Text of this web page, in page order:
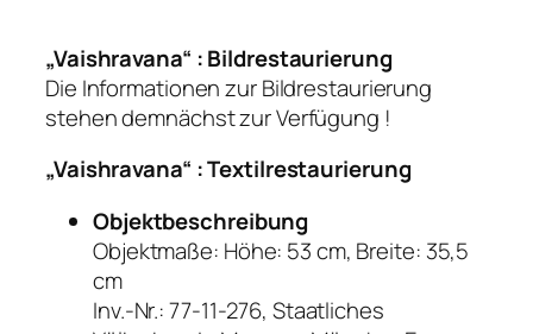
„Vaishravana“ : Bildrestaurierung
Die Informationen zur Bildrestaurierung
stehen demnächst zur Verfügung !
„Vaishravana“ : Textilrestaurierung
Objektbeschreibung
Objektmaße: Höhe: 53 cm, Breite: 35,5
cm
Inv.-Nr.: 77-11-276, Staatliches